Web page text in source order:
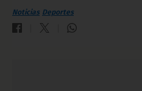
Noticias Deportes